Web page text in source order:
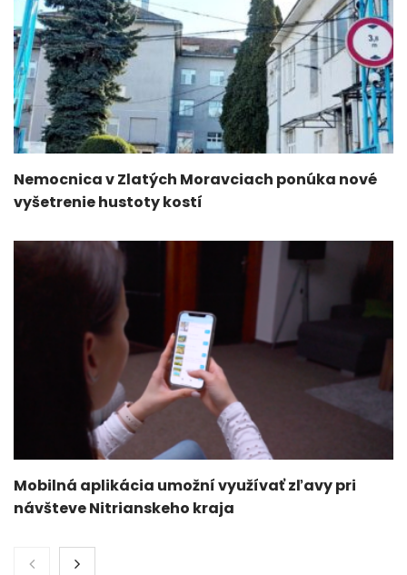
Nemocnica v Zlatých Moravciach ponúka nové
vyšetrenie hustoty kostí
Mobilná aplikácia umožní využívať zľavy pri
návšteve Nitrianskeho kraja